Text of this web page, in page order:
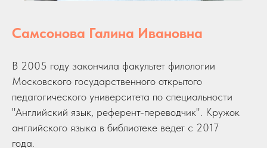
Самсонова Галина Ивановна
В 2005 году закончила факультет филологии
Московского государственного открытого
педагогического университета по специальности
"Английский язык, референт-переводчик". Кружок
английского языка в библиотеке ведет с 2017
года.